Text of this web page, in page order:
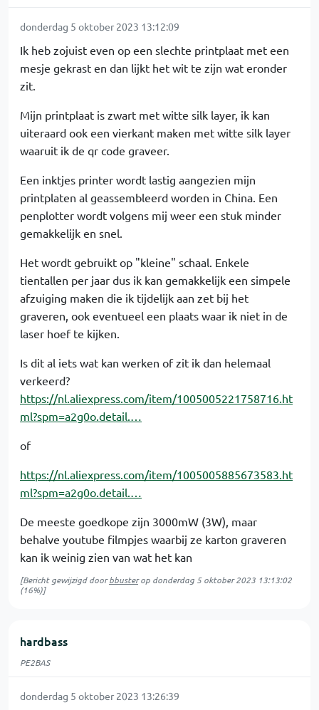
donderdag 5 oktober 2023 13:12:09
Ik heb zojuist even op een slechte printplaat met een
mesje gekrast en dan lijkt het wit te zijn wat eronder
zit.
Mijn printplaat is zwart met witte silk layer, ik kan
uiteraard ook een vierkant maken met witte silk layer
waaruit ik de qr code graveer.
Een inktjes printer wordt lastig aangezien mijn
printplaten al geassembleerd worden in China. Een
penplotter wordt volgens mij weer een stuk minder
gemakkelijk en snel.
Het wordt gebruikt op "kleine" schaal. Enkele
tientallen per jaar dus ik kan gemakkelijk een simpele
afzuiging maken die ik tijdelijk aan zet bij het
graveren, ook eventueel een plaats waar ik niet in de
laser hoef te kijken.
Is dit al iets wat kan werken of zit ik dan helemaal
verkeerd?
https://nl.aliexpress.com/item/1005005221758716.ht
ml?spm=a2g0o.detail.…
of
https://nl.aliexpress.com/item/1005005885673583.ht
ml?spm=a2g0o.detail.…
De meeste goedkope zijn 3000mW (3W), maar
behalve youtube filmpjes waarbij ze karton graveren
kan ik weinig zien van wat het kan
[Bericht gewijzigd doorbbusterop donderdag 5 oktober 2023 13:13:02
(16%)]
hardbass
PE2BAS
donderdag 5 oktober 2023 13:26:39